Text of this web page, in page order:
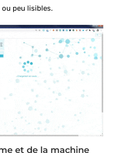
peu lisibles.
et de la machine